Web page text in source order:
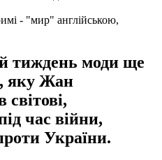
- "мир" англійською,
тиждень моди ще
яку Жан
час війни,
України.